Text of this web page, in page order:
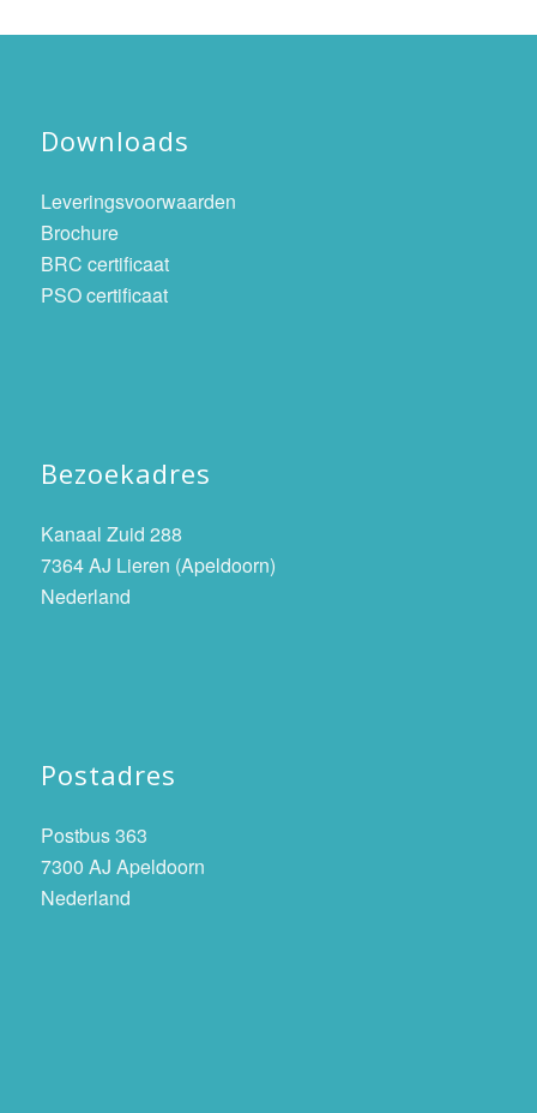
Downloads
Leveringsvoorwaarden
Brochure
BRC certificaat
PSO certificaat
Bezoekadres
Kanaal Zuid 288
7364 AJ Lieren (Apeldoorn)
Nederland
Postadres
Postbus 363
7300 AJ Apeldoorn
Nederland